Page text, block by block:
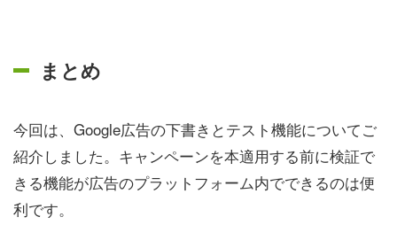
まとめ
今回は、Google広告の下書きとテスト機能についてご
紹介しました。キャンペーンを本適用する前に検証で
きる機能が広告のプラットフォーム内でできるのは便
利です。